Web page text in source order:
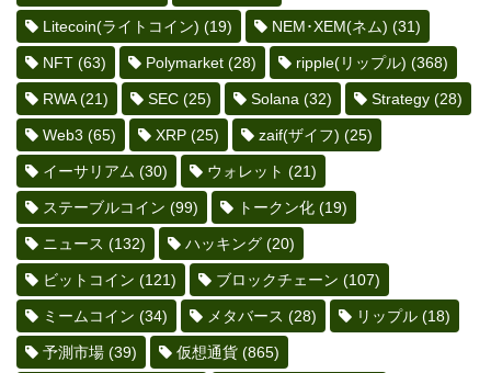
Litecoin(ライトコイン) (19) NEM･XEM(ネム) (31)
NFT (63) Polymarket (28) ripple(リップル) (368)
RWA(21) SEC (25) Solana (32) Strategy (28)
Web3 (65) XRP (25) zaif(ザイフ) (25)
イーサリアム (30) ウォレット (21)
ステーブルコイン (99) トークン化 (19)
ニュース (132) ハッキング (20)
ビットコイン (121) ブロックチェーン (107)
ミームコイン (34) メタバース (28) リップル (18)
予測市場 (39) 仮想通貨 (865)